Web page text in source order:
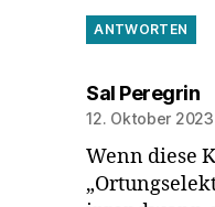
ANTWORTEN
Sal Peregrin
12. Oktober 2023
Wenn diese